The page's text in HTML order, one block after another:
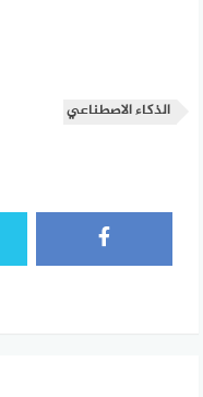
الذكاء الاصطناعي